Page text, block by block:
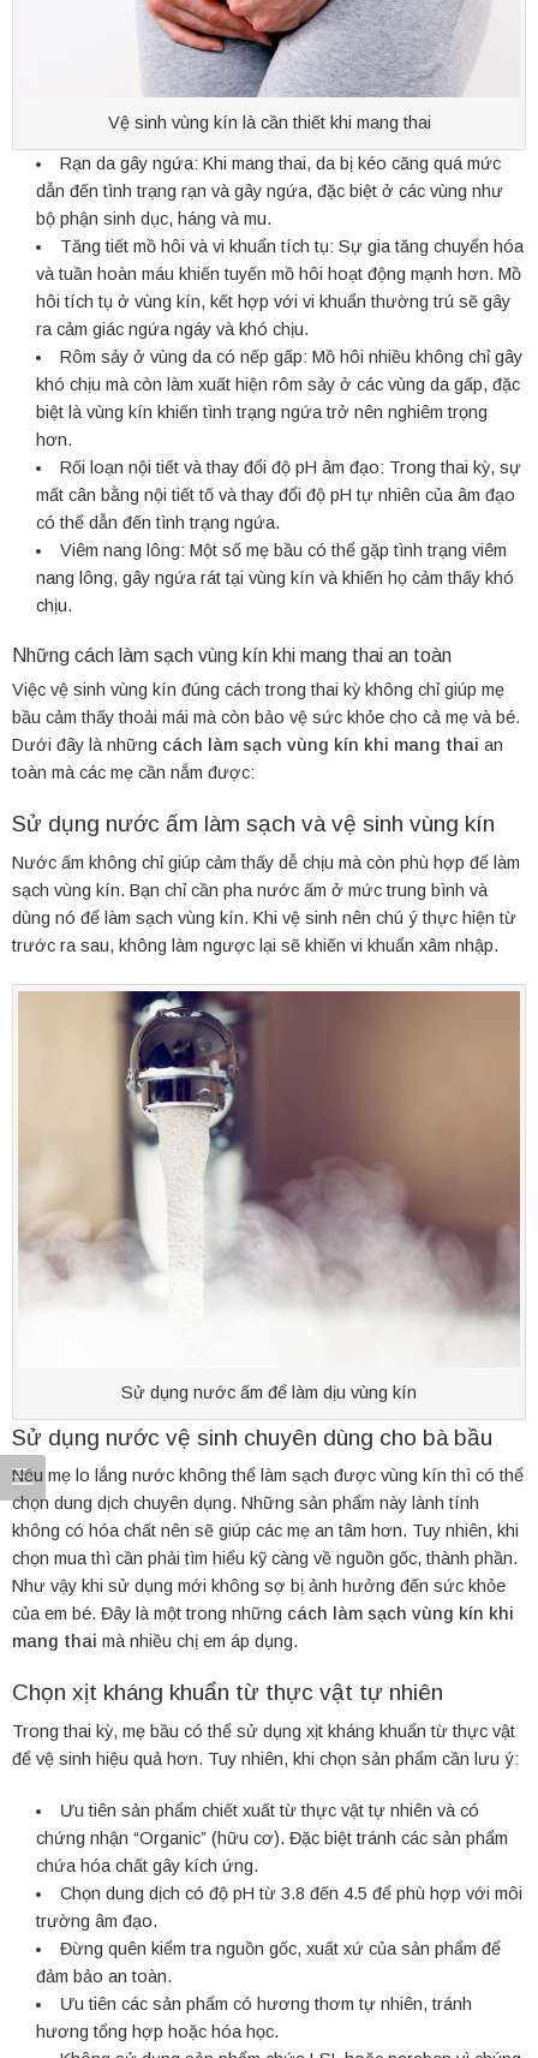
Vệ sinh vùng kín là cần thiết khi mang thai
Rạn da gây ngứa: Khi mang thai, da bị kéo căng quá mức
dẫn đến tình trạng rạn và gây ngứa, đặc biệt ở các vùng như
bộ phận sinh dục, háng và mu.
Tăng tiết mồ hôi và vi khuẩn tích tụ: Sự gia tăng chuyển hóa
và tuần hoàn máu khiến tuyến mồ hôi hoạt động mạnh hơn. Mồ
hôi tích tụ ở vùng kín, kết hợp với vi khuẩn thường trú sẽ gây
ra cảm giác ngứa ngáy và khó chịu.
Rôm sảy ở vùng da có nếp gấp: Mồ hôi nhiều không chỉ gây
khó chịu mà còn làm xuất hiện rôm sảy ở các vùng da gấp, đặc
biệt là vùng kín khiến tình trạng ngứa trở nên nghiêm trọng
hơn.
Rối loạn nội tiết và thay đổi độ pH âm đạo: Trong thai kỳ, sự
mất cân bằng nội tiết tố và thay đổi độ pH tự nhiên của âm đạo
có thể dẫn đến tình trạng ngứa.
Viêm nang lông: Một số mẹ bầu có thể gặp tình trạng viêm
nang lông, gây ngứa rát tại vùng kín và khiến họ cảm thấy khó
chịu.
Những cách làm sạch vùng kín khi mang thai an toàn
Việc vệ sinh vùng kín đúng cách trong thai kỳ không chỉ giúp mẹ
bầu cảm thấy thoải mái mà còn bảo vệ sức khỏe cho cả mẹ và bé.
Dưới đây là những cách làm sạch vùng kín khi mang thai an
toàn mà các mẹ cần nắm được:
Sử dụng nước ấm làm sạch và vệ sinh vùng kín
Nước ấm không chỉ giúp cảm thấy dễ chịu mà còn phù hợp để làm
sạch vùng kín. Bạn chỉ cần pha nước ấm ở mức trung bình và
dùng nó để làm sạch vùng kín. Khi vệ sinh nên chú ý thực hiện từ
trước ra sau, không làm ngược lại sẽ khiến vi khuẩn xâm nhập.
Sử dụng nước ấm để làm dịu vùng kín
Sử dụng nước vệ sinh chuyên dùng cho bà bầu
Nếu mẹ lo lắng nước không thể làm sạch được vùng kín thì có thể
chọn dung dịch chuyên dụng. Những sản phẩm này lành tính
không có hóa chất nên sẽ giúp các mẹ an tâm hơn. Tuy nhiên, khi
chọn mua thì cần phải tìm hiểu kỹ càng về nguồn gốc, thành phần.
Như vậy khi sử dụng mới không sợ bị ảnh hưởng đến sức khỏe
của em bé. Đây là một trong những cách làm sạch vùng kín khi
mang thai mà nhiều chị em áp dụng.
Chọn xịt kháng khuẩn từ thực vật tự nhiên
Trong thai kỳ, mẹ bầu có thể sử dụng xịt kháng khuẩn từ thực vật
để vệ sinh hiệu quả hơn. Tuy nhiên, khi chọn sản phẩm cần lưu ý:
Ưu tiên sản phẩm chiết xuất từ thực vật tự nhiên và có
chứng nhận “Organic” (hữu cơ). Đặc biệt tránh các sản phẩm
chứa hóa chất gây kích ứng.
Chọn dung dịch có độ pH từ 3.8 đến 4.5 để phù hợp với môi
trường âm đạo.
Đừng quên kiểm tra nguồn gốc, xuất xứ của sản phẩm để
đảm bảo an toàn.
Ưu tiên các sản phẩm có hương thơm tự nhiên, tránh
hương tổng hợp hoặc hóa học.